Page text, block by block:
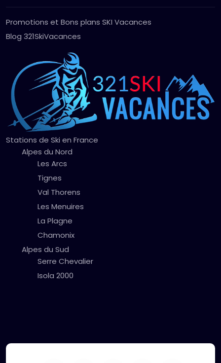
Promotions et Bons plans SKI Vacances
Blog 321SkiVacances
Stations de Ski en France
Alpes du Nord
Les Arcs
Tignes
Val Thorens
Les Menuires
La Plagne
Chamonix
Alpes du Sud
Serre Chevalier
Isola 2000